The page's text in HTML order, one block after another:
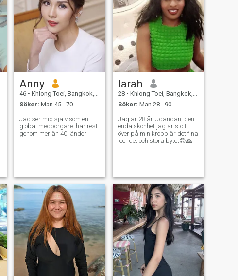
Anny
46 • Khlong Toei, Bangkok, Thailand
Söker: Man 45 - 70
Jag ser mig själv som en
global medborgare. har rest
genom mer än 40 länder
larah
28 • Khlong Toei, Bangkok, Thailand
Söker: Man 28 - 90
Jag är 28 år Ugandan, den
enda skönhet jag är stolt
över på min kropp är det fina
leendet och stora bytet😍🙏